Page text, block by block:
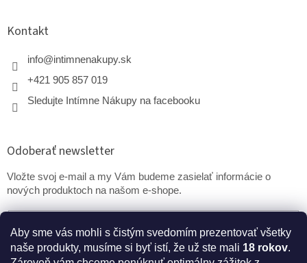
Aby sme vás mohli s čistým svedomím prezentovať všetky
naše produkty, musíme si byť istí, že už ste mali 18 rokov.
Kontakt
info@intimnenakupy.sk
+421 905 857 019
Sledujte Intímne Nákupy na facebooku
Odoberať newsletter
Vložte svoj e-mail a my Vám budeme zasielať informácie o
nových produktoch na našom e-shope.
PRIHLÁSIŤ SA